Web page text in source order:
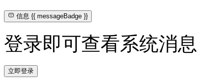
信息{{ messageBadge }}
登录即可查看系统消息
立即登录